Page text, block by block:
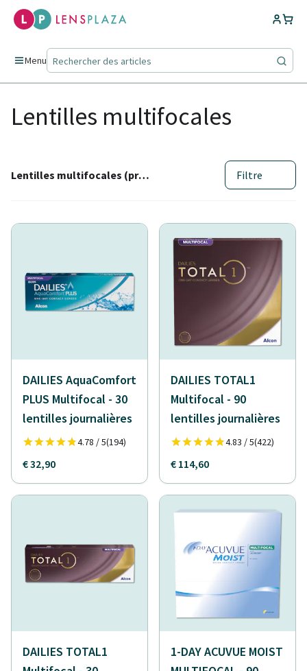
Menu
Lentilles multifocales
Lentilles multifocales (presbytie) (36) Filtre
DAILIES AquaComfort
PLUS Multifocal - 30
lentilles journalières
4.78 / 5(194)
€ 32,90
DAILIES TOTAL1
Multifocal - 90
lentilles journalières
4.83 / 5(422)
€ 114,60
DAILIES TOTAL1
1-DAY ACUVUE MOIST